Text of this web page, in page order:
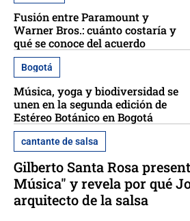
Fusión entre Paramount y
Warner Bros.: cuánto costaría y
qué se conoce del acuerdo
Bogotá
Música, yoga y biodiversidad se
unen en la segunda edición de
Estéreo Botánico en Bogotá
cantante de salsa
Gilberto Santa Rosa
Música" y revela por qué
arquitecto de la salsa